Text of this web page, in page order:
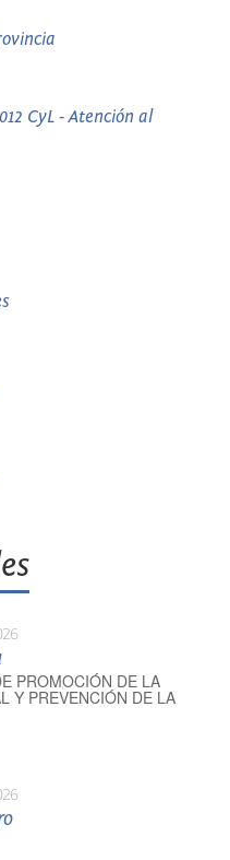
CyL - Atención al
PROMOCIÓN DE LA
Y PREVENCIÓN DE LA